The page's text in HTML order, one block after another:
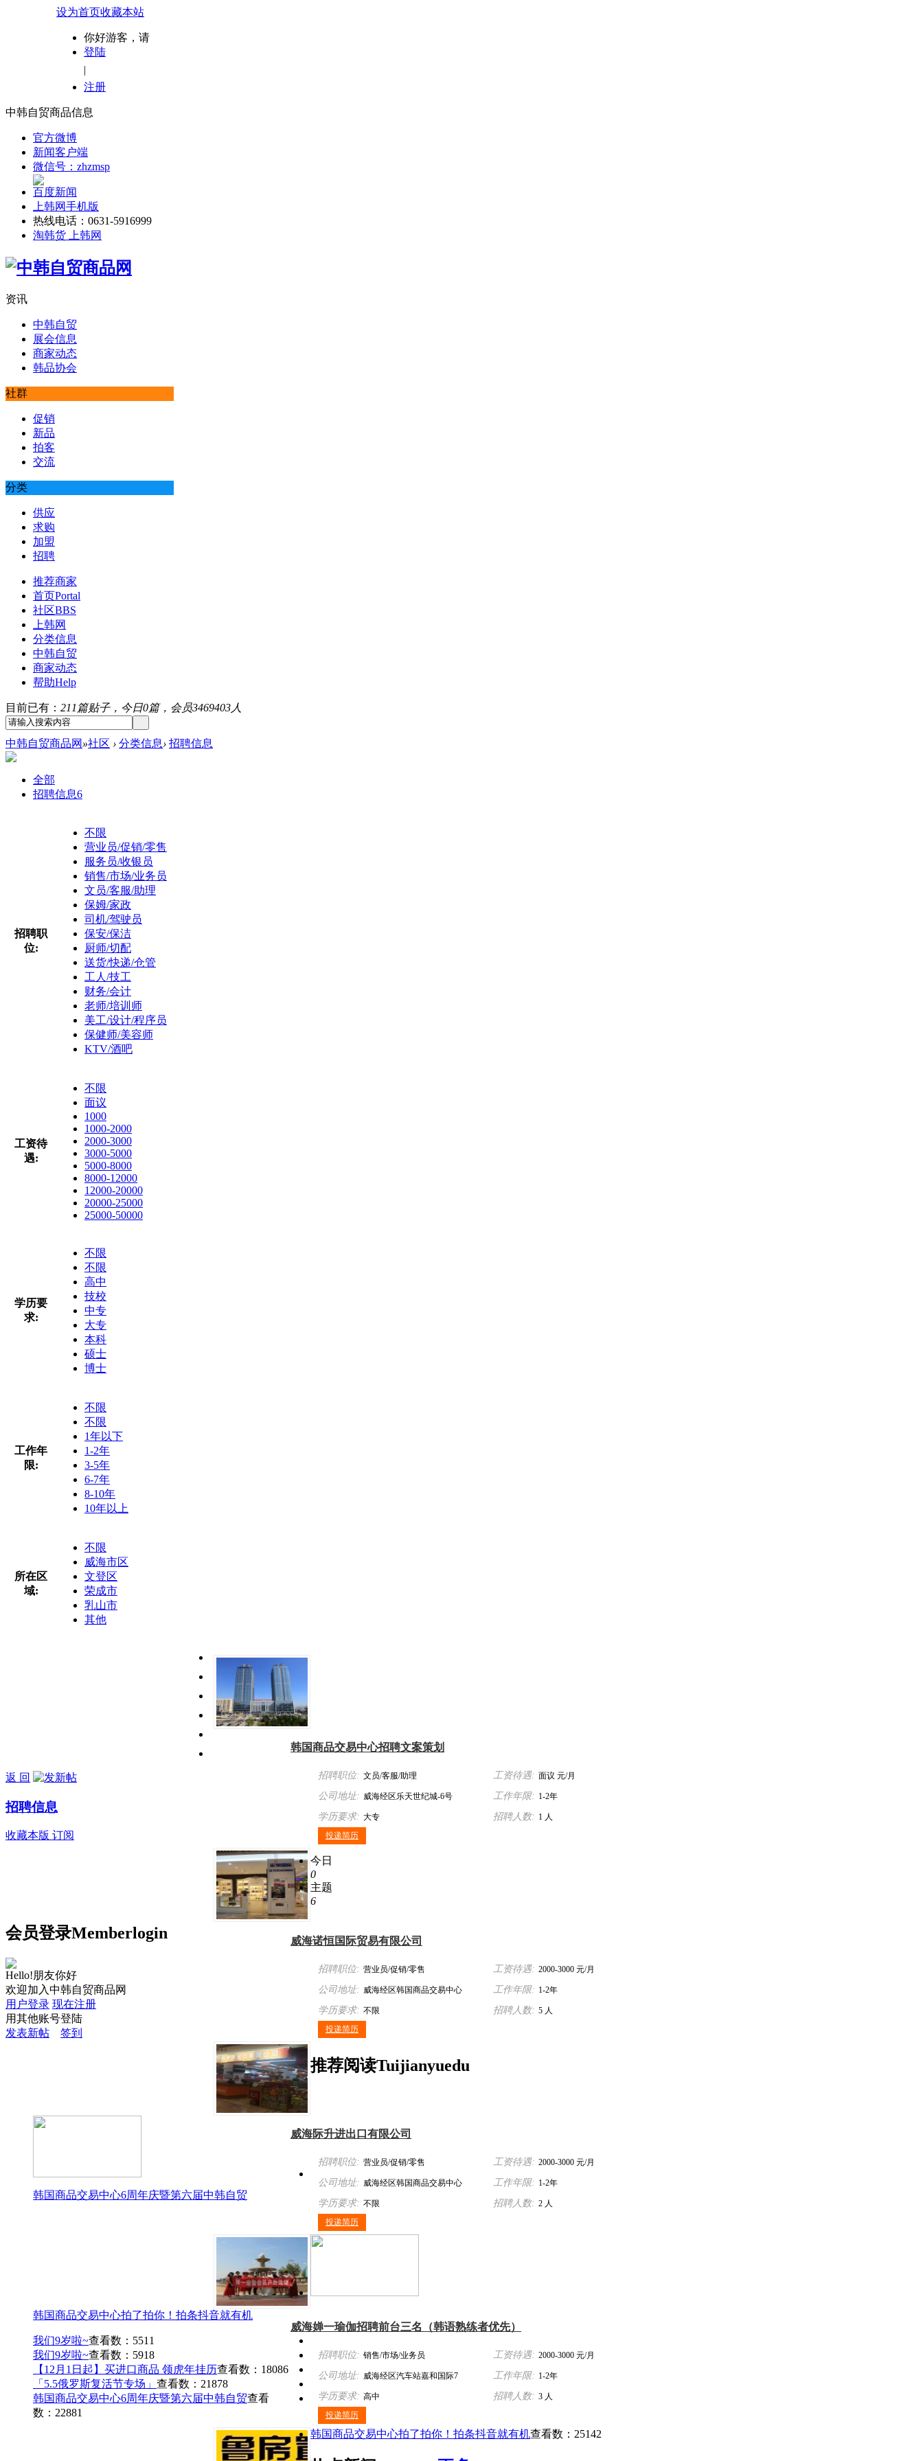
设为首页收藏本站
你好游客，请
登陆
|
注册
中韩自贸商品信息
官方微博
新闻客户端
微信号：zhzmsp
百度新闻
上韩网手机版
热线电话：0631-5916999
淘韩货 上韩网
资讯
中韩自贸
展会信息
商家动态
韩品协会
社群
促销
新品
拍客
交流
分类
供应
求购
加盟
招聘
推荐商家
首页Portal
社区BBS
上韩网
分类信息
中韩自贸
商家动态
帮助Help
目前已有： 211篇贴子，今日0篇，会员3469403人
中韩自贸商品网 »社区 › 分类信息› 招聘信息
全部
招聘信息6
招聘职
位:
不限
营业员/促销/零售
服务员/收银员
销售/市场/业务员
文员/客服/助理
保姆/家政
司机/驾驶员
保安/保洁
厨师/切配
送货/快递/仓管
工人/技工
财务/会计
老师/培训师
美工/设计/程序员
保健师/美容师
KTV/酒吧
工资待
遇:
不限
面议
1000
1000-2000
2000-3000
3000-5000
5000-8000
8000-12000
12000-20000
20000-25000
25000-50000
学历要
求:
不限
不限
高中
技校
中专
大专
本科
硕士
博士
工作年
限:
不限
不限
1年以下
1-2年
3-5年
6-7年
8-10年
10年以上
所在区
域:
不限
威海市区
文登区
荣成市
乳山市
其他
韩国商品交易中心招聘文案策划
招聘职位: 文员/客服/助理 工资待遇: 面议 元/月
公司地址: 威海经区乐天世纪城-6号 工作年限: 1-2年
学历要求: 大专 招聘人数: 1 人
投递简历
威海诺恒国际贸易有限公司
招聘职位: 营业员/促销/零售 工资待遇: 2000-3000 元/月
公司地址: 威海经区韩国商品交易中心 工作年限: 1-2年
学历要求: 不限 招聘人数: 5 人
投递简历
威海际升进出口有限公司
招聘职位: 营业员/促销/零售 工资待遇: 2000-3000 元/月
公司地址: 威海经区韩国商品交易中心 工作年限: 1-2年
学历要求: 不限 招聘人数: 2 人
投递简历
威海婵一瑜伽招聘前台三名（韩语熟练者优先）
招聘职位: 销售/市场/业务员 工资待遇: 2000-3000 元/月
公司地址: 威海经区汽车站嘉和国际7
楼710室
工作年限: 1-2年
学历要求: 高中 招聘人数: 3 人
投递简历
返 回
招聘信息
收藏本版 订阅
今日
0
主题
6
会员登录Memberlogin
Hello!朋友你好
欢迎加入中韩自贸商品网
用户登录 现在注册
用其他账号登陆
发表新帖
签到
推荐阅读Tuijianyuedu
韩国商品交易中心6周年庆暨第六届中韩自贸
韩国商品交易中心拍了拍你！拍条抖音就有机
我们9岁啦~查看数：5511
我们9岁啦~查看数：5918
【12月1日起】买进口商品 领虎年挂历查看数：18086
「5.5俄罗斯复活节专场」 查看数：21878
韩国商品交易中心6周年庆暨第六届中韩自贸查看
数：22881
韩国商品交易中心拍了拍你！拍条抖音就有机查看数：25142